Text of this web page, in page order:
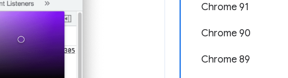
Chrome 91
Chrome 90
Chrome 89